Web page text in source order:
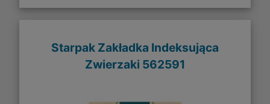
Starpak Zakładka Indeksująca
Zwierzaki 562591